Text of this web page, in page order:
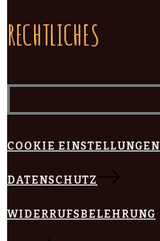
RECHTLICHES
COOKIE EINSTELLUNGEN
DATENSCHUTZ
WIDERRUFSBELEHRUNG